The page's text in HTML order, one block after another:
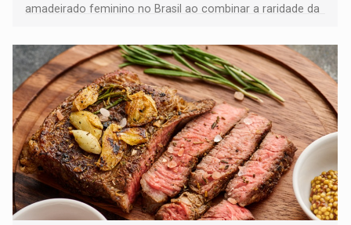
amadeirado feminino no Brasil ao combinar a raridade da
construção olfativa que confere rastro marcante e dulçor
na medida